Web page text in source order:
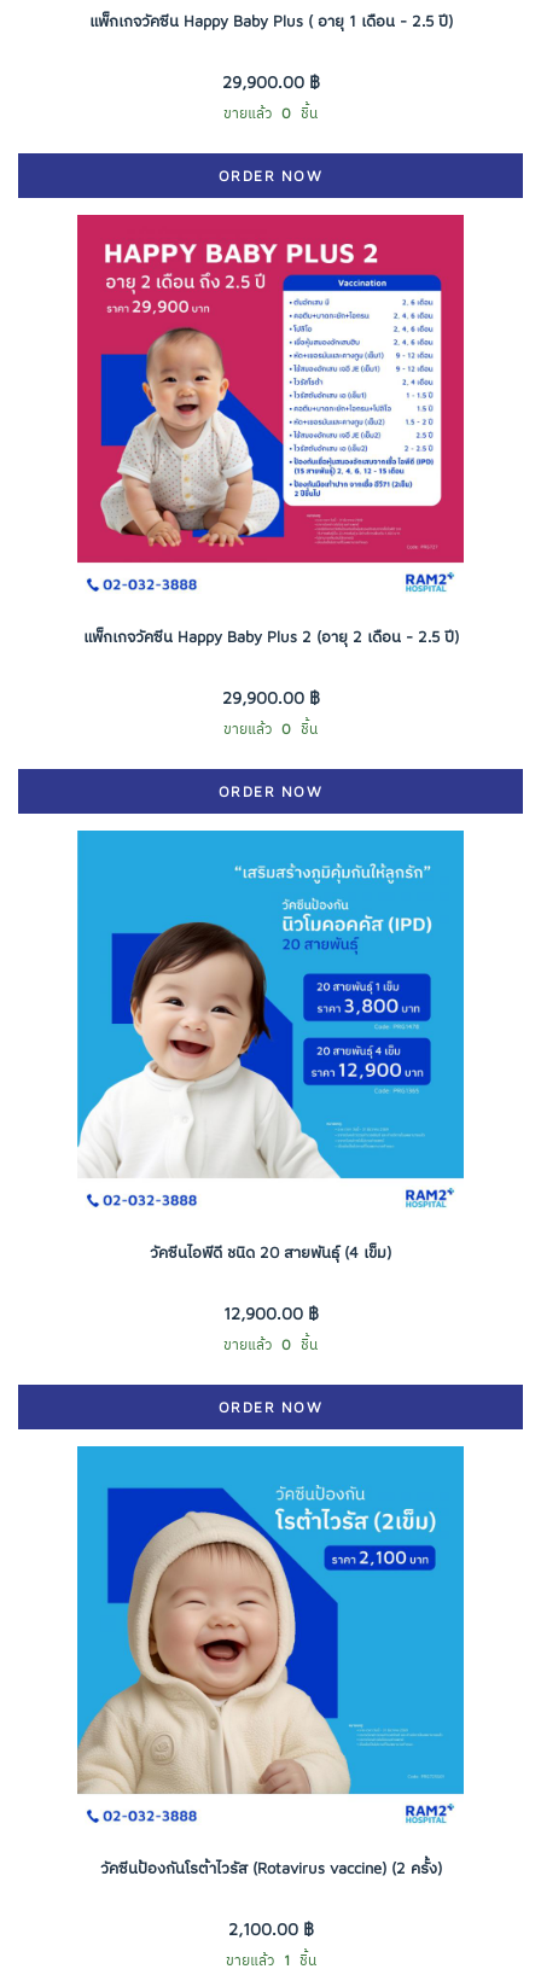
แพ็กเกจวัคซีน Happy Baby Plus ( อายุ 1 เดือน - 2.5 ปี)
29,900.00 ฿
ขายแล้ว 0 ชิ้น
ORDER NOW
แพ็กเกจวัคซีน Happy Baby Plus 2 (อายุ 2 เดือน - 2.5 ปี)
29,900.00 ฿
ขายแล้ว 0 ชิ้น
ORDER NOW
วัคซีนไอพีดี ชนิด 20 สายพันธุ์ (4 เข็ม)
12,900.00 ฿
ขายแล้ว 0 ชิ้น
ORDER NOW
วัคซีนป้องกันโรต้าไวรัส (Rotavirus vaccine) (2 ครั้ง)
2,100.00 ฿
ขายแล้ว 1 ชิ้น